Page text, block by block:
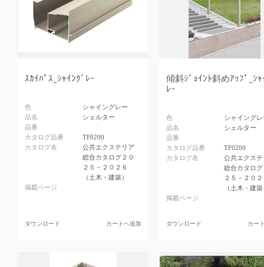
ｽｶｲﾊﾟｽ_ｼｬｲﾝｸﾞﾚｰ
色
シャイングレー
品名
シェルター
品番
カタログ品番
TF0200
カタログ名
公共エクステリア
総合カタログ２０
２５－２０２６
（土木・建築）
掲載ページ
ダウンロード カートへ追加
傾斜ｼﾞｮｲﾝﾄ斜めｱｯﾌﾟ_ｼｬ
ﾚｰ
色
シャイング
品名
シェルター
品番
カタログ品番
TF0200
カタログ名
公共エクス
総合カタロ
２５－２０
（土木・建
掲載ページ
ダウンロード カー